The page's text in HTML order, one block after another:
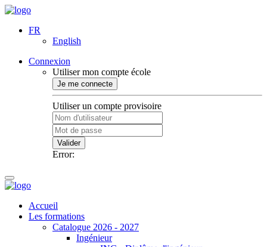
FR
English
Connexion
Utiliser mon compte école
Je me connecte
Utiliser un compte provisoire
Valider
Error:
Accueil
Les formations
Catalogue 2026 - 2027
Ingénieur